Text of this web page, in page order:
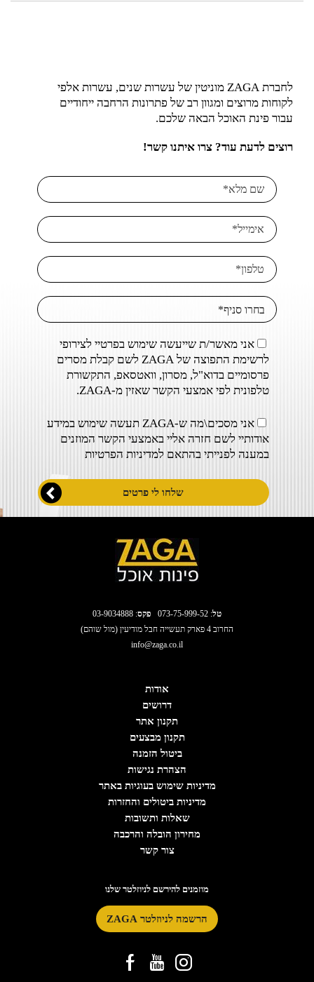
לחברת ZAGA מוניטין של עשרות שנים, עשרות אלפי
לקוחות מרוצים ומגוון רב של פתרונות הרחבה ייחודיים
עבור פינת האוכל הבאה שלכם.
רוצים לדעת עוד? צרו איתנו קשר!
אני מאשר/ת שייעשה שימוש בפרטיי לצירופי
לרשימת התפוצה של ZAGA לשם קבלת מסרים
פרסומיים בדוא"ל, מסרון, וואטסאפ, התקשורת
טלפונית לפי אמצעי הקשר שאזין מ-ZAGA.
אני מסכים\מה ש-ZAGA תעשה שימוש במידע
אודותיי לשם חזרה אליי באמצעי הקשר המוזנים
במענה לפנייתי בהתאם למדיניות הפרטיות
טל:
073-75-999-52 פקס: 03-9034888
החרוב 4 פארק תעשייה חבל מודיעין (מול שוהם)
info@zaga.co.il
אודות
דרושים
תקנון אתר
תקנון מבצעים
ביטול הזמנה
הצהרת נגישות
מדיניות שימוש בעוגיות באתר
מדיניות ביטולים והחזרות
שאלות ותשובות
מחירון הובלה והרכבה
צור קשר
מוזמנים להירשם לניוזלטר שלנו
הרשמה לניוזלטר ZAGA